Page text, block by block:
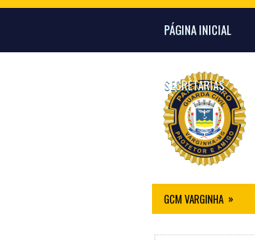
PÁGINA INICIAL
SECRETARIAS
GCM VARGINHA »